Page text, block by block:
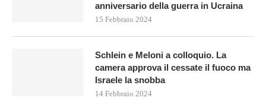
anniversario della guerra in Ucraina
15 Febbraio 2024
Schlein e Meloni a colloquio. La
camera approva il cessate il fuoco ma
Israele la snobba
14 Febbraio 2024